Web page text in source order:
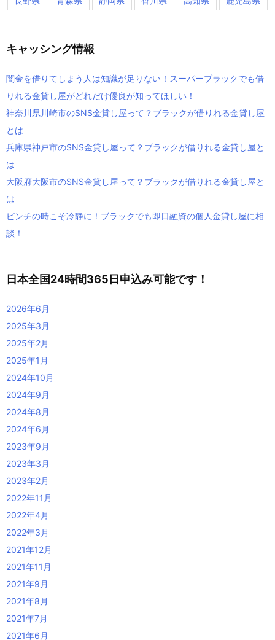
キャッシング情報
闇金を借りてしまう人は知識が足りない！スーパーブラックでも借
りれる金貸し屋がどれだけ優良が知ってほしい！
神奈川県川崎市のSNS金貸し屋って？ブラックが借りれる金貸し屋
とは
兵庫県神戸市のSNS金貸し屋って？ブラックが借りれる金貸し屋と
は
大阪府大阪市のSNS金貸し屋って？ブラックが借りれる金貸し屋と
は
ピンチの時こそ冷静に！ブラックでも即日融資の個人金貸し屋に相
談！
日本全国24時間365日申込み可能です！
2026年6月
2025年3月
2025年2月
2025年1月
2024年10月
2024年9月
2024年8月
2024年6月
2023年9月
2023年3月
2023年2月
2022年11月
2022年4月
2022年3月
2021年12月
2021年11月
2021年9月
2021年8月
2021年7月
2021年6月